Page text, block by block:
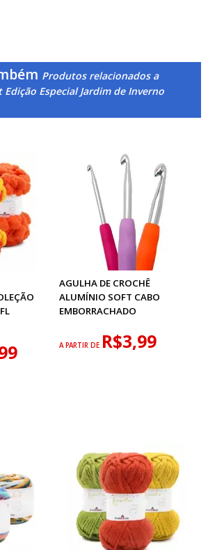
Produtos relacionados a
Especial Jardim de Inverno
AGULHA DE CROCHÊ
ALUMÍNIO SOFT CABO
EMBORRACHADO
A PARTIR DE R$3,99